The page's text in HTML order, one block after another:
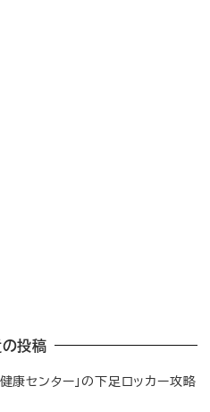
投稿
康センター」の下足ロッカー攻略